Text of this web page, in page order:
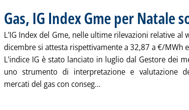
Gas, IG Index Gme per Natale
L'IG Index del Gme, nelle ultime rilevazioni relative al
dicembre si attesta rispettivamente a 32,87 a €/MWh
L'indice IG è stato lanciato in luglio dal Gestore dei
uno strumento di interpretazione e valutazione
mercati del gas con conseg...